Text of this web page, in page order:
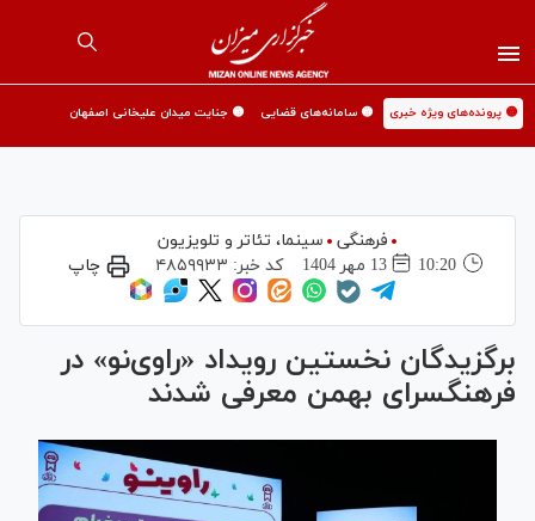
🟡 پرونده‌های ویژه خبری 🟡 سامانه‌های قضایی 🟡 جنایت میدان علیخانی اصفهان
فرهنگی
سینما،‌ تئاتر و تلویزیون
10:20
13 مهر 1404 کد خبر: ۴۸۵۹۹۳۳ چاپ
برگزیدگان نخستین رویداد «راوی‌نو» در
فرهنگسرای بهمن معرفی شدند